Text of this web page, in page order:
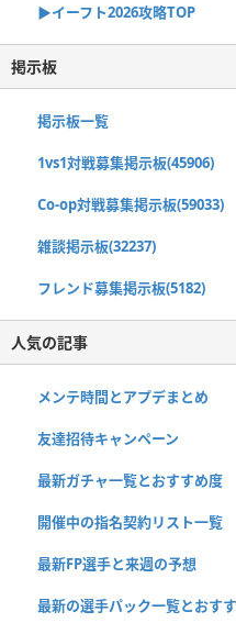
▶イーフト2026攻略TOP
掲示板
掲示板一覧
1vs1対戦募集掲示板(45906)
Co-op対戦募集掲示板(59033)
雑談掲示板(32237)
フレンド募集掲示板(5182)
人気の記事
メンテ時間とアプデまとめ
友達招待キャンペーン
最新ガチャ一覧とおすすめ度
開催中の指名契約リスト一覧
最新FP選手と来週の予想
最新の選手パック一覧とおす